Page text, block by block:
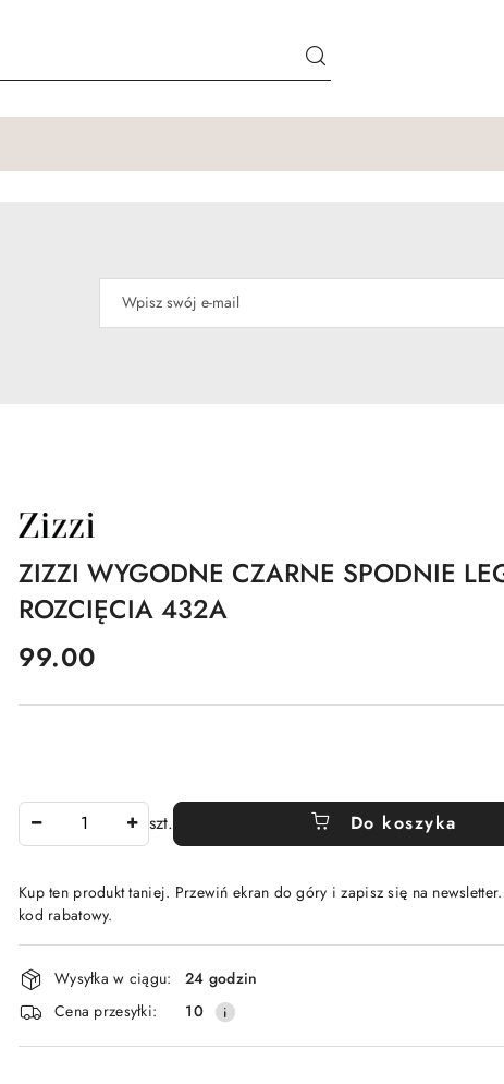
NAZWA
PRODUCENTA:
ZIZZI WYGODNE CZARNE SPODNIE
ROZCIĘCIA 432A
cena:
99.00
szt. Do koszyka
Kup ten produkt taniej. Przewiń ekran do góry i zapisz się na
kod rabatowy.
Dostępność
i
dostawa
Wysyłka w ciągu:
24 godzin
Cena przesyłki:
10